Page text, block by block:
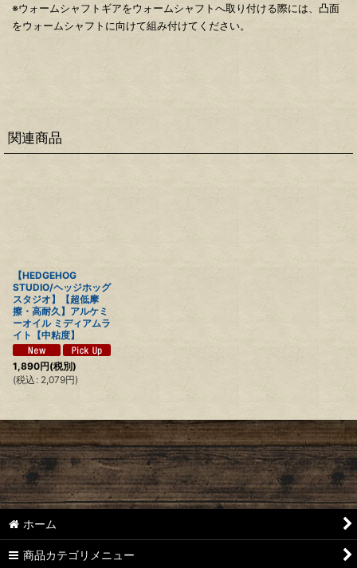
※ウォームシャフトギアをウォームシャフトへ取り付ける際には、凸面
をウォームシャフトに向けて組み付けてください。
関連商品
【HEDGEHOG
STUDIO/ヘッジホッグ
スタジオ】【超低摩
擦・高耐久】アルケミ
ーオイル ミディアムラ
イト【中粘度】
1,890円(税別)
(税込 : 2,079円)
ホーム
商品カテゴリメニュー